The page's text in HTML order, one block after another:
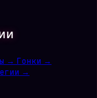
→ Гонки →
→